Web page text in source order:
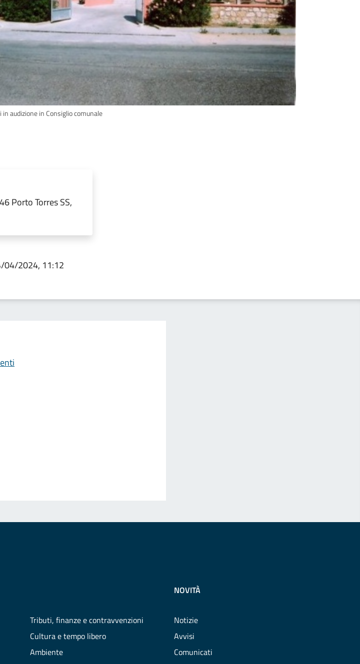
audizione in Consiglio comunale
Porto Torres SS,
04/2024, 11:12
Tributi, finanze e contravvenzioni
Cultura e tempo libero
Ambiente
NOVITÀ
Notizie
Avvisi
Comunicati